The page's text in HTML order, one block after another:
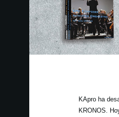
KApro ha
KRONOS.